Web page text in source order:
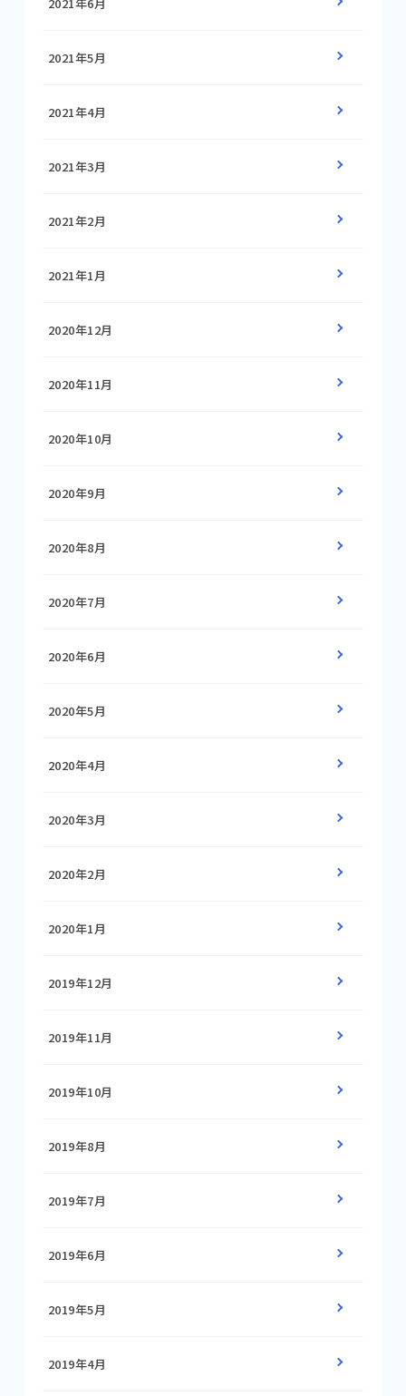
2021年6月
2021年5月
2021年4月
2021年3月
2021年2月
2021年1月
2020年12月
2020年11月
2020年10月
2020年9月
2020年8月
2020年7月
2020年6月
2020年5月
2020年4月
2020年3月
2020年2月
2020年1月
2019年12月
2019年11月
2019年10月
2019年8月
2019年7月
2019年6月
2019年5月
2019年4月